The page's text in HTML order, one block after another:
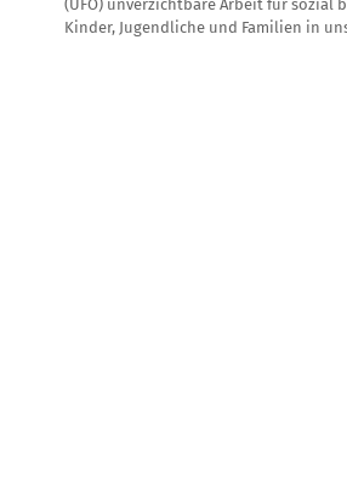
(UFO) unverzichtbare Arbeit für sozial
Kinder, Jugendliche und Familien in